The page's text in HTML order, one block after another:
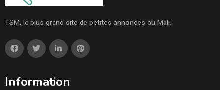
TSM, le plus grand site de petites annonces au Mali.
Information